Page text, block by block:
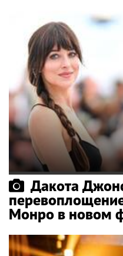
Дакота
Монро в новом